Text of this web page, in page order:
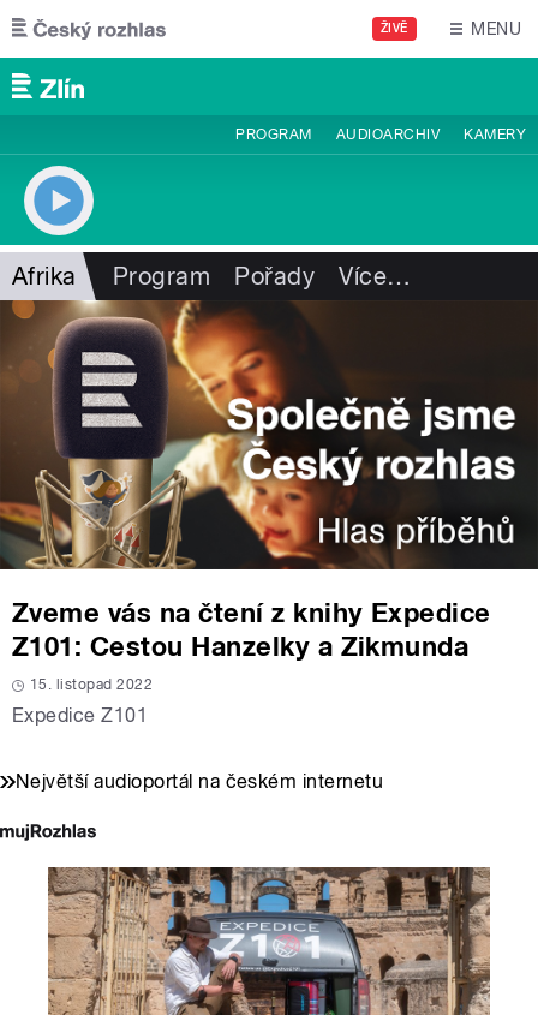
Přejít k hlavnímu obsahu
ŽIVĚ MENU
PROGRAM AUDIOARCHIV KAMERY
Afrika Program Pořady Více…
Zveme vás na čtení z knihy Expedice
Z101: Cestou Hanzelky a Zikmunda
15. listopad 2022
Expedice Z101
Největší audioportál na českém internetu